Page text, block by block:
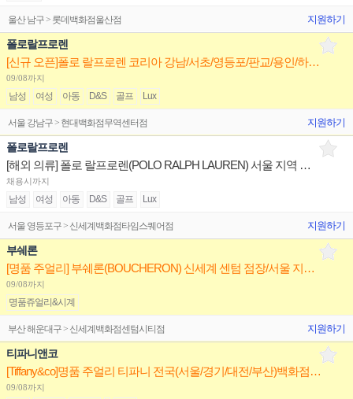
울산 남구 > 롯데백화점울산점 지원하기
폴로랄프로렌
[신규 오픈]폴로 랄프로렌 코리아 강남/서초/영등포/판교/용인/하남 매니저/부매니저/시니어/주니어 채용
09/08까지
남성 여성 아동 D&S 골프 Lux
서울 강남구 > 현대백화점무역센터점 지원하기
폴로랄프로렌
[해외 의류] 폴로 랄프로렌(POLO RALPH LAUREN) 서울 지역 매장 매니저/부매니저/판매사원 채용
채용시까지
남성 여성 아동 D&S 골프 Lux
서울 영등포구 > 신세계백화점타임스퀘어점 지원하기
부쉐론
[명품 주얼리] 부쉐론(BOUCHERON) 신세계 센텀 점장/서울 지역 백화점 판매사원 채용
09/08까지
명품쥬얼리&시계
부산 해운대구 > 신세계백화점센텀시티점 지원하기
티파니앤코
[Tiffany&co]명품 주얼리 티파니 전국(서울/경기/대전/부산)백화점 점장/부점장/판매사원
09/08까지